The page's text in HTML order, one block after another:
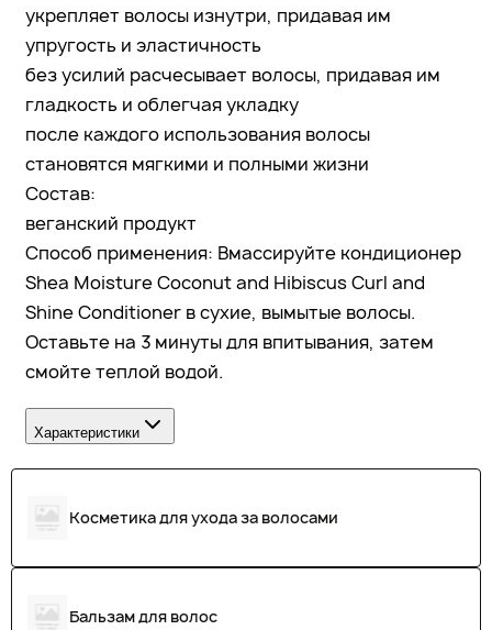
укрепляет волосы изнутри, придавая им
упругость и эластичность
без усилий расчесывает волосы, придавая им
гладкость и облегчая укладку
после каждого использования волосы
становятся мягкими и полными жизни
Состав:
веганский продукт
Способ применения: Вмассируйте кондиционер
Shea Moisture Coconut and Hibiscus Curl and
Shine Conditioner в сухие, вымытые волосы.
Оставьте на 3 минуты для впитывания, затем
смойте теплой водой.
Характеристики
Косметика для ухода за волосами
Бальзам для волос